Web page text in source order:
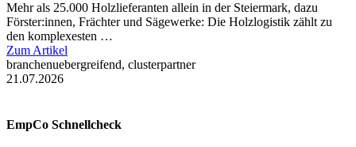
Mehr als 25.000 Holzlieferanten allein in der Steiermark, dazu
Förster:innen, Frächter und Sägewerke: Die Holzlogistik zählt zu
den komplexesten …
Zum Artikel
branchenuebergreifend, clusterpartner
21.07.2026
EmpCo Schnellcheck